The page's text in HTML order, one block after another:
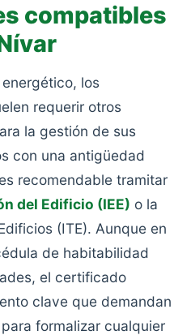
compatibles
los
requerir otros
la gestión de sus
con una antigüedad
recomendable tramitar
del Edificio (IEE) o la
(ITE). Aunque en
de habitabilidad
el certificado
clave que demandan
formalizar cualquier